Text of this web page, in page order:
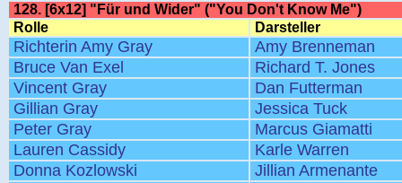
128. [6x12] "Für und Wider" ("You Don't Know Me")
Rolle
Darsteller
Richterin Amy Gray
Amy Brenneman
Bruce Van Exel
Richard T. Jones
Vincent Gray
Dan Futterman
Gillian Gray
Jessica Tuck
Peter Gray
Marcus Giamatti
Lauren Cassidy
Karle Warren
Donna Kozlowski
Jillian Armenante